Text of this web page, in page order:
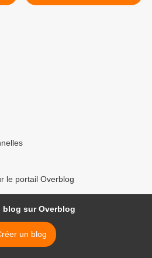
explications >
le portail Overblog
blog sur Overblog
un blog